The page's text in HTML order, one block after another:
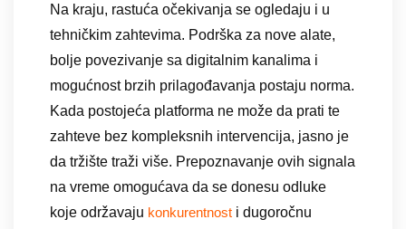
Na kraju, rastuća očekivanja se ogledaju i u
tehničkim zahtevima. Podrška za nove alate,
bolje povezivanje sa digitalnim kanalima i
mogućnost brzih prilagođavanja postaju norma.
Kada postojeća platforma ne može da prati te
zahteve bez kompleksnih intervencija, jasno je
da tržište traži više. Prepoznavanje ovih signala
na vreme omogućava da se donesu odluke
koje održavaju konkurentnost i dugoročnu